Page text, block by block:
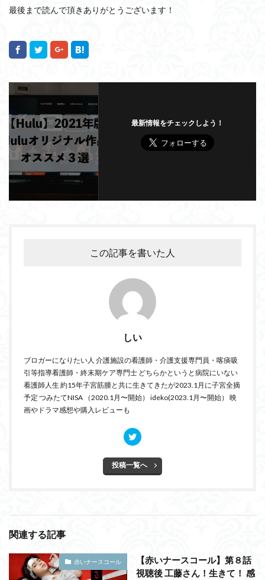
最後まで読んで頂きありがとうございます！
最新情報をチェックしよう！
この記事を書いた人
しい
ブロガーになりたい人 介護施設の看護師・介護支援専門員・喀痰吸
引等指導看護師・終末期ケア専門士 どちらかというと病院にいない
看護師人生 約15年子宮筋腫と共に生きてきたが2023.1月に子宮全摘
予定 つみたてNISA （2020.1月〜開始） ideko(2023.1月〜開始） 映
画やドラマ感想や購入レビューも
投稿一覧へ
関連する記事
赤いナースコール
【赤いナースコール】第８話
視聴後 工藤さん！生きて！ 感